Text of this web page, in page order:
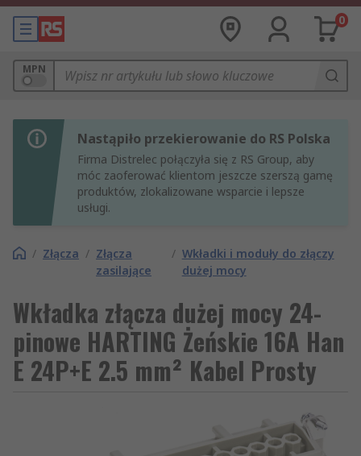
0
MPN
Nastąpiło przekierowanie do RS Polska
Firma Distrelec połączyła się z RS Group, aby
móc zaoferować klientom jeszcze szerszą gamę
produktów, zlokalizowane wsparcie i lepsze
usługi.
/ Złącza / Złącza
zasilające
/ Wkładki i moduły do złączy
dużej mocy
Wkładka złącza dużej mocy 24-
pinowe HARTING Żeńskie 16A Han
E 24P+E 2.5 mm² Kabel Prosty